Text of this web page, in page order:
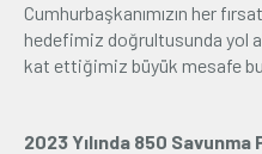
Cumhurbaşkanımızın her
hedefimiz doğrultusunda yol
kat ettiğimiz büyük mesafe
2023 Yılında 850